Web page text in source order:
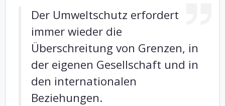
Der Umweltschutz erfordert
immer wieder die
Überschreitung von Grenzen, in
der eigenen Gesellschaft und in
den internationalen
Beziehungen.